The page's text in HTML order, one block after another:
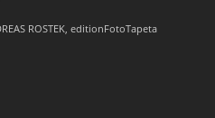
ROSTEK, editionFotoTapeta